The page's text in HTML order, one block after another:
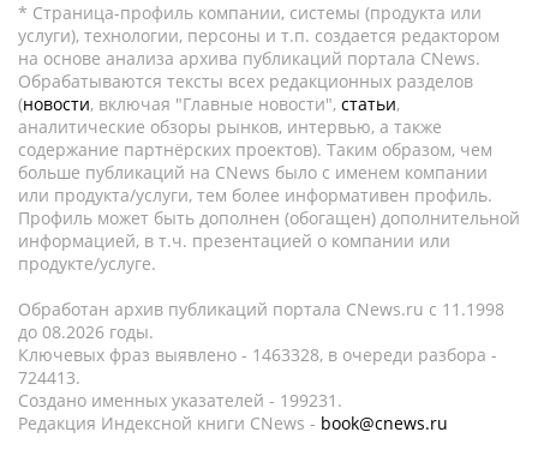
* Страница-профиль компании, системы (продукта или
услуги), технологии, персоны и т.п. создается редактором
на основе анализа архива публикаций портала CNews.
Обрабатываются тексты всех редакционных разделов
(новости, включая "Главные новости", статьи,
аналитические обзоры рынков, интервью, а также
содержание партнёрских проектов). Таким образом, чем
больше публикаций на CNews было с именем компании
или продукта/услуги, тем более информативен профиль.
Профиль может быть дополнен (обогащен) дополнительной
информацией, в т.ч. презентацией о компании или
продукте/услуге.
Обработан архив публикаций портала CNews.ru c 11.1998
до 08.2026 годы.
Ключевых фраз выявлено - 1463328, в очереди разбора -
724413.
Создано именных указателей - 199231.
Редакция Индексной книги CNews - book@cnews.ru